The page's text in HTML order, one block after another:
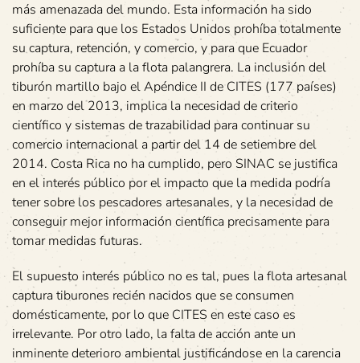
más amenazada del mundo. Esta información ha sido
suficiente para que los Estados Unidos prohíba totalmente
su captura, retención, y comercio, y para que Ecuador
prohíba su captura a la flota palangrera. La inclusión del
tiburón martillo bajo el Apéndice II de CITES (177 países)
en marzo del 2013, implica la necesidad de criterio
científico y sistemas de trazabilidad para continuar su
comercio internacional a partir del 14 de setiembre del
2014. Costa Rica no ha cumplido, pero SINAC se justifica
en el interés público por el impacto que la medida podría
tener sobre los pescadores artesanales, y la necesidad de
conseguir mejor información científica precisamente para
tomar medidas futuras.
El supuesto interés público no es tal, pues la flota artesanal
captura tiburones recién nacidos que se consumen
domésticamente, por lo que CITES en este caso es
irrelevante. Por otro lado, la falta de acción ante un
inminente deterioro ambiental justificándose en la carencia